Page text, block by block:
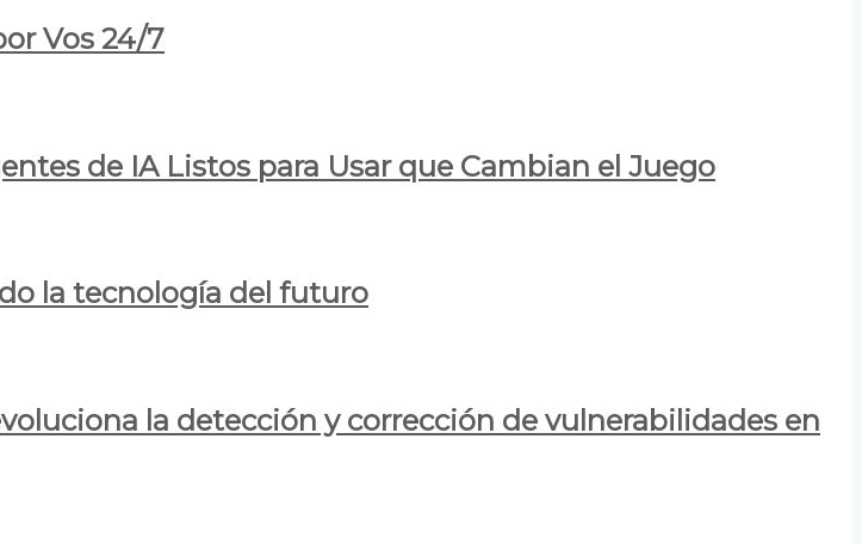
Vos 24/7
de IA Listos para Usar que Cambian el Juego
la tecnología del futuro
la detección y corrección de vulnerabilidades en